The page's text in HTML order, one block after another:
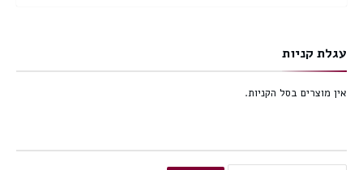
עגלת קניות
אין מוצרים בסל הקניות.